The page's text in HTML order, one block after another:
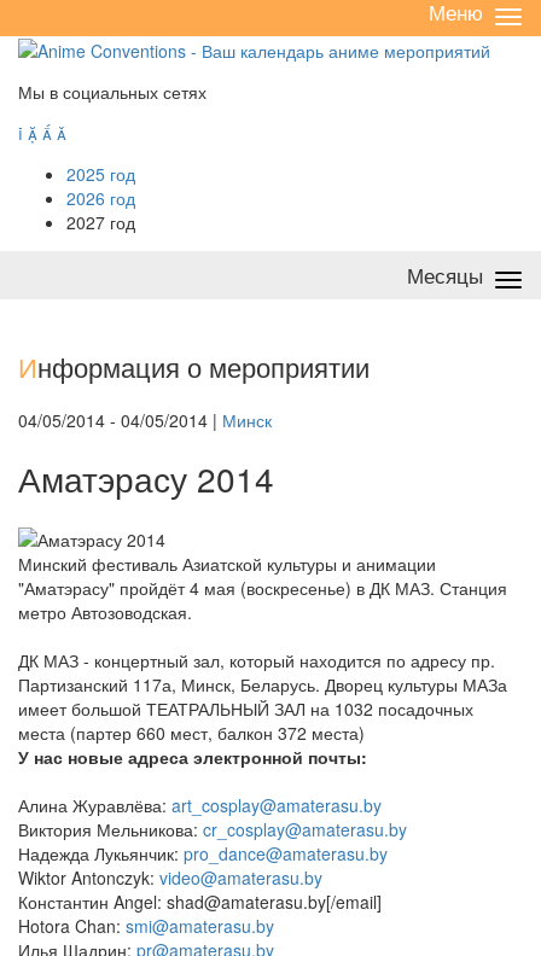
/
Меню
Мы в социальных сетях
   
2025 год
2026 год
2027 год
Месяцы
Информация о мероприятии
04/05/2014 - 04/05/2014 | Минск
Аматэрасу 2014
Минский фестиваль Азиатской культуры и анимации
"Аматэрасу" пройдёт 4 мая (воскресенье) в ДК МАЗ. Станция
метро Автозоводская.
ДК МАЗ - концертный зал, который находится по адресу пр.
Партизанский 117а, Минск, Беларусь. Дворец культуры МАЗа
имеет большой ТЕАТРАЛЬНЫЙ ЗАЛ на 1032 посадочных
места (партер 660 мест, балкон 372 места)
У нас новые адреса электронной почты:
Алина Журавлёва: art_cosplay@amaterasu.by
Виктория Мельникова: cr_cosplay@amaterasu.by
Надежда Лукьянчик: pro_dance@amaterasu.by
Wiktor Antonczyk: video@amaterasu.by
Константин Angel: shad@amaterasu.by[/email]
Hotora Chan: smi@amaterasu.by
Илья Шадрин: pr@amaterasu.by